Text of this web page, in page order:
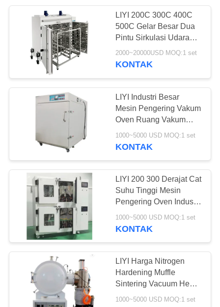
ruang uji penuaan
64
Kamar Uji Debu
Pasir
18
ruang uji semprot
garam
39
LIYI 200C 300C 400C
500C Gelar Besar Dua
Pintu Sirkulasi Udara
Panas Pengeringan
Harga Oven Industri
2000~20000USD MOQ:1 set
KONTAK
LIYI Industri Besar
Mesin Pengering Vakum
Oven Ruang Vakum
Harga
1000~5000 USD MOQ:1 set
KONTAK
LIYI 200 300 Derajat Cat
Suhu Tinggi Mesin
Pengering Oven Industri
Besar Untuk Perlakuan
Panas
1000~5000 USD MOQ:1 set
KONTAK
LIYI Harga Nitrogen
Hardening Muffle
Sintering Vacuum Heat
Treatment Furnace
1000~5000 USD MOQ:1 set